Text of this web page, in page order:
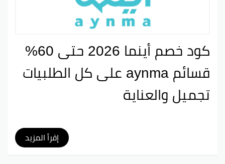
إقرأ المزيد
كود خصم أينما 2026 حتى 60%
قسائم aynma على كل الطلبيات
تجميل والعناية
كود خصم “أينما السعودية” يعتبر واحد من أفضل العروض
اللي ممكن تلاقيها في السوق السعودي. هو يسهل على
المتسوقين الحصول على تخفيضات توصل لـ80% على كل